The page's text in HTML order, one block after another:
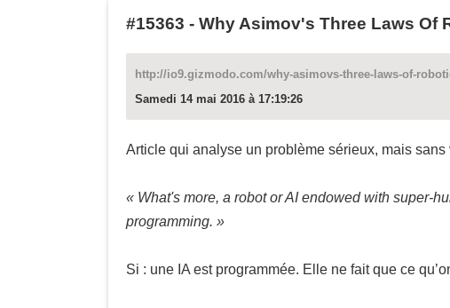
#15363 - Why Asimov's Three Laws Of
http://io9.gizmodo.com/why-asimovs-three-laws-of-
Samedi 14 mai 2016 à 17:19:26
Article qui analyse un problème sérieux, mais
« What's more, a robot or AI endowed with super-
programming. »
Si : une IA est programmée. Elle ne fait que ce